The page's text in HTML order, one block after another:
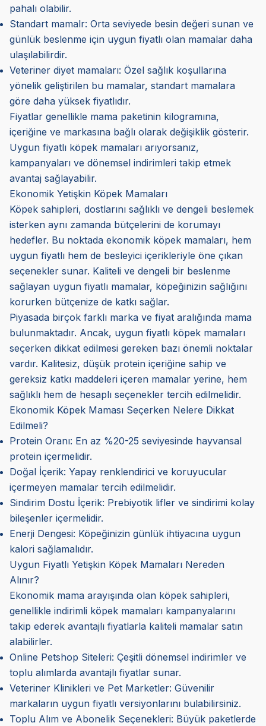
pahalı olabilir.
Standart mamalr: Orta seviyede besin değeri sunan ve
günlük beslenme için uygun fiyatlı olan mamalar daha
ulaşılabilirdir.
Veteriner diyet mamaları: Özel sağlık koşullarına
yönelik geliştirilen bu mamalar, standart mamalara
göre daha yüksek fiyatlıdır.
Fiyatlar genellikle mama paketinin kilogramına,
içeriğine ve markasına bağlı olarak değişiklik gösterir.
Uygun fiyatlı köpek mamaları arıyorsanız,
kampanyaları ve dönemsel indirimleri takip etmek
avantaj sağlayabilir.
Ekonomik Yetişkin Köpek Mamaları
Köpek sahipleri, dostlarını sağlıklı ve dengeli beslemek
isterken aynı zamanda bütçelerini de korumayı
hedefler. Bu noktada ekonomik köpek mamaları, hem
uygun fiyatlı hem de besleyici içerikleriyle öne çıkan
seçenekler sunar. Kaliteli ve dengeli bir beslenme
sağlayan uygun fiyatlı mamalar, köpeğinizin sağlığını
korurken bütçenize de katkı sağlar.
Piyasada birçok farklı marka ve fiyat aralığında mama
bulunmaktadır. Ancak, uygun fiyatlı köpek mamaları
seçerken dikkat edilmesi gereken bazı önemli noktalar
vardır. Kalitesiz, düşük protein içeriğine sahip ve
gereksiz katkı maddeleri içeren mamalar yerine, hem
sağlıklı hem de hesaplı seçenekler tercih edilmelidir.
Ekonomik Köpek Maması Seçerken Nelere Dikkat
Edilmeli?
Protein Oranı: En az %20-25 seviyesinde hayvansal
protein içermelidir.
Doğal İçerik: Yapay renklendirici ve koruyucular
içermeyen mamalar tercih edilmelidir.
Sindirim Dostu İçerik: Prebiyotik lifler ve sindirimi kolay
bileşenler içermelidir.
Enerji Dengesi: Köpeğinizin günlük ihtiyacına uygun
kalori sağlamalıdır.
Uygun Fiyatlı Yetişkin Köpek Mamaları Nereden
Alınır?
Ekonomik mama arayışında olan köpek sahipleri,
genellikle indirimli köpek mamaları kampanyalarını
takip ederek avantajlı fiyatlarla kaliteli mamalar satın
alabilirler.
Online Petshop Siteleri: Çeşitli dönemsel indirimler ve
toplu alımlarda avantajlı fiyatlar sunar.
Veteriner Klinikleri ve Pet Marketler: Güvenilir
markaların uygun fiyatlı versiyonlarını bulabilirsiniz.
Toplu Alım ve Abonelik Seçenekleri: Büyük paketlerde